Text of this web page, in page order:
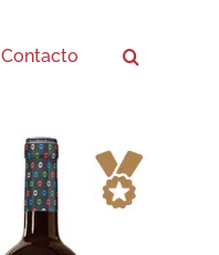
Contacto